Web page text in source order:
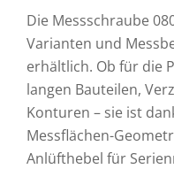
Die Messschraube
Varianten und
erhältlich. Ob für die
langen Bauteilen,
Konturen – sie ist
Messflächen-
Anlüfthebel für